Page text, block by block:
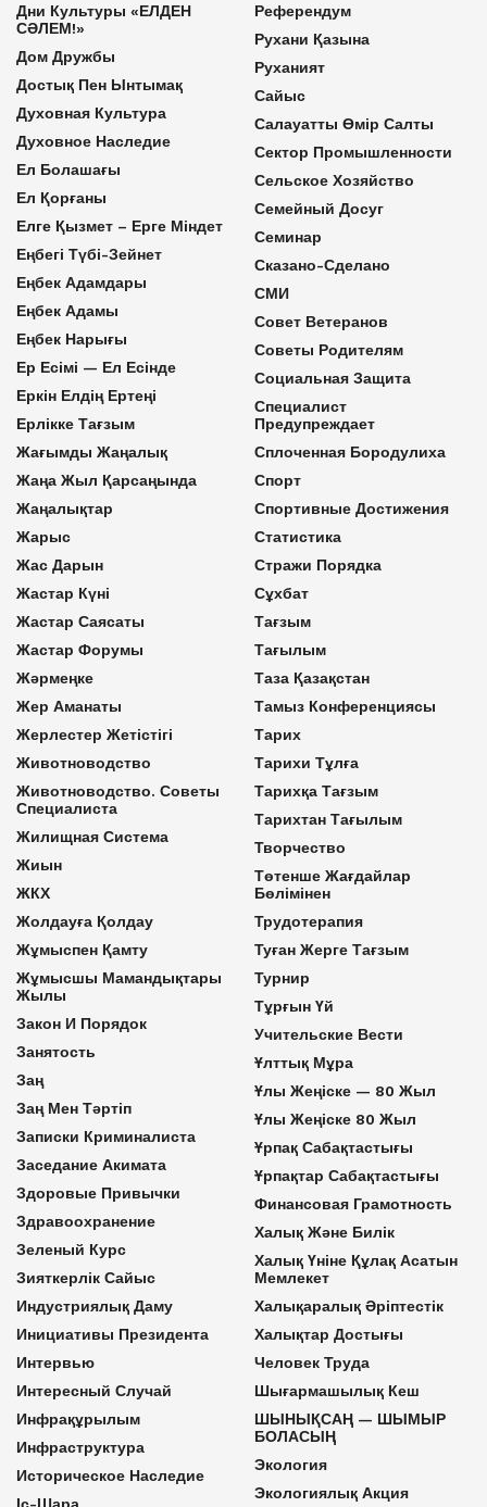
Дни Культуры «ЕЛДЕН
СӘЛЕМ!»
Дом Дружбы
Достық Пен Ынтымақ
Духовная Культура
Духовное Наследие
Ел Болашағы
Ел Қорғаны
Елге Қызмет – Ерге Міндет
Еңбегі Түбі-Зейнет
Еңбек Адамдары
Еңбек Адамы
Еңбек Нарығы
Ер Есімі — Ел Есінде
Еркін Елдің Ертеңі
Ерлікке Тағзым
Жағымды Жаңалық
Жаңа Жыл Қарсаңында
Жаңалықтар
Жарыс
Жас Дарын
Жастар Күні
Жастар Саясаты
Жастар Форумы
Жәрмеңке
Жер Аманаты
Жерлестер Жетістігі
Животноводство
Животноводство. Советы
Специалиста
Жилищная Система
Жиын
ЖКХ
Жолдауға Қолдау
Жұмыспен Қамту
Жұмысшы Мамандықтары
Жылы
Закон И Порядок
Занятость
Заң
Заң Мен Тәртіп
Записки Криминалиста
Заседание Акимата
Здоровые Привычки
Здравоохранение
Зеленый Курс
Зияткерлік Сайыс
Индустриялық Даму
Инициативы Президента
Интервью
Интересный Случай
Инфрақұрылым
Инфраструктура
Историческое Наследие
Іс-Шара
Референдум
Рухани Қазына
Руханият
Сайыс
Салауатты Өмір Салты
Сектор Промышленности
Сельское Хозяйство
Семейный Досуг
Семинар
Сказано-Сделано
СМИ
Совет Ветеранов
Советы Родителям
Социальная Защита
Специалист
Предупреждает
Сплоченная Бородулиха
Спорт
Спортивные Достижения
Статистика
Стражи Порядка
Сұхбат
Тағзым
Тағылым
Таза Қазақстан
Тамыз Конференциясы
Тарих
Тарихи Тұлға
Тарихқа Тағзым
Тарихтан Тағылым
Творчество
Төтенше Жағдайлар
Бөлімінен
Трудотерапия
Туған Жерге Тағзым
Турнир
Тұрғын Үй
Учительские Вести
Ұлттық Мұра
Ұлы Жеңіске — 80 Жыл
Ұлы Жеңіске 80 Жыл
Ұрпақ Сабақтастығы
Ұрпақтар Сабақтастығы
Финансовая Грамотность
Халық Және Билік
Халық Үніне Құлақ Асатын
Мемлекет
Халықаралық Әріптестік
Халықтар Достығы
Человек Труда
Шығармашылық Кеш
ШЫНЫҚСАҢ — ШЫМЫР
БОЛАСЫҢ
Экология
Экологиялық Акция